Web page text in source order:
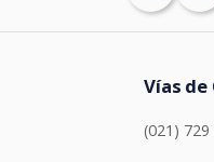
Vías
(021)